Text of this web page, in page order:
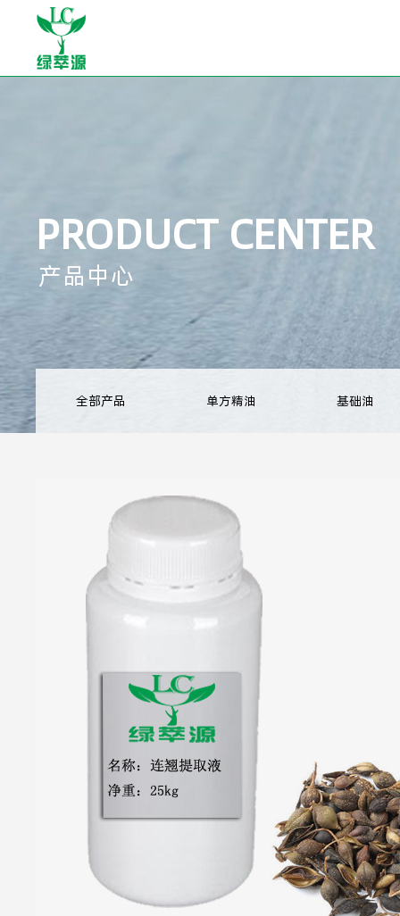
PRODUCT CENTER
产品中心
全部产品 单方精油 基础油